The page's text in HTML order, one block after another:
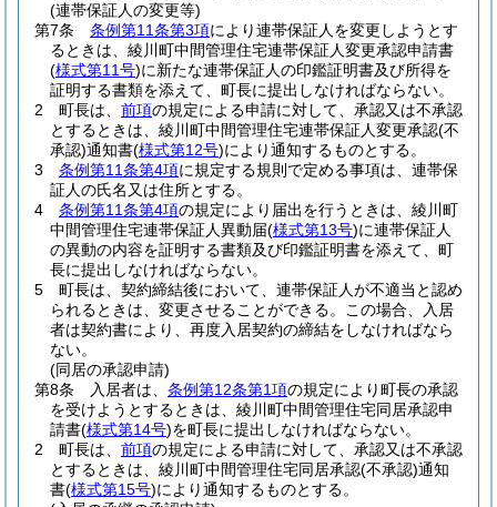
(連帯保証人の変更等)
第7条
条例第11条第3項により連帯保証人を変更しようとす
るときは、綾川町中間管理住宅連帯保証人変更承認申請書
(様式第11号)に新たな連帯保証人の印鑑証明書及び所得を
証明する書類を添えて、町長に提出しなければならない。
2
町長は、 前項の規定による申請に対して、承認又は不承認
とするときは、綾川町中間管理住宅連帯保証人変更承認(不
承認)通知書(様式第12号)により通知するものとする。
3
条例第11条第4項に規定する規則で定める事項は、連帯保
証人の氏名又は住所とする。
4
条例第11条第4項の規定により届出を行うときは、綾川町
中間管理住宅連帯保証人異動届(様式第13号)に連帯保証人
の異動の内容を証明する書類及び印鑑証明書を添えて、町
長に提出しなければならない。
5
町長は、契約締結後において、連帯保証人が不適当と認め
られるときは、変更させることができる。
この場合、入居
者は契約書により、再度入居契約の締結をしなければなら
ない。
(同居の承認申請)
第8条
入居者は、 条例第12条第1項の規定により町長の承認
を受けようとするときは、綾川町中間管理住宅同居承認申
請書(様式第14号)を町長に提出しなければならない。
2
町長は、 前項の規定による申請に対して、承認又は不承認
とするときは、綾川町中間管理住宅同居承認(不承認)通知
書(様式第15号)により通知するものとする。